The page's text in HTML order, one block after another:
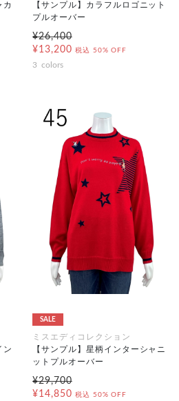
カ
【サンプル】カラフルロゴニット
プルオーバー
¥26,400
¥13,200 税込 50% OFF
3 colors
ン
SALE
ミスエディコレクション
【サンプル】星柄インターシャニ
ットプルオーバー
¥29,700
¥14,850 税込 50% OFF